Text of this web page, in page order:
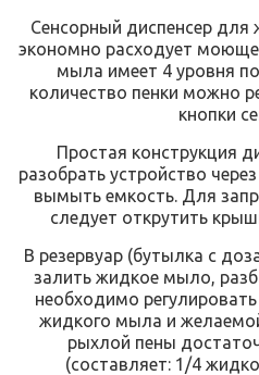
Сенсорный диспенсер
экономно расходует
мыла имеет 4 уровня
количество пенки можно
кнопки
Простая конструкция
разобрать устройство
вымыть емкость. Для
следует открутить
В резервуар (бутылка с
залить жидкое мыло,
необходимо
жидкого мыла и
рыхлой пены
(составляет: 1/4